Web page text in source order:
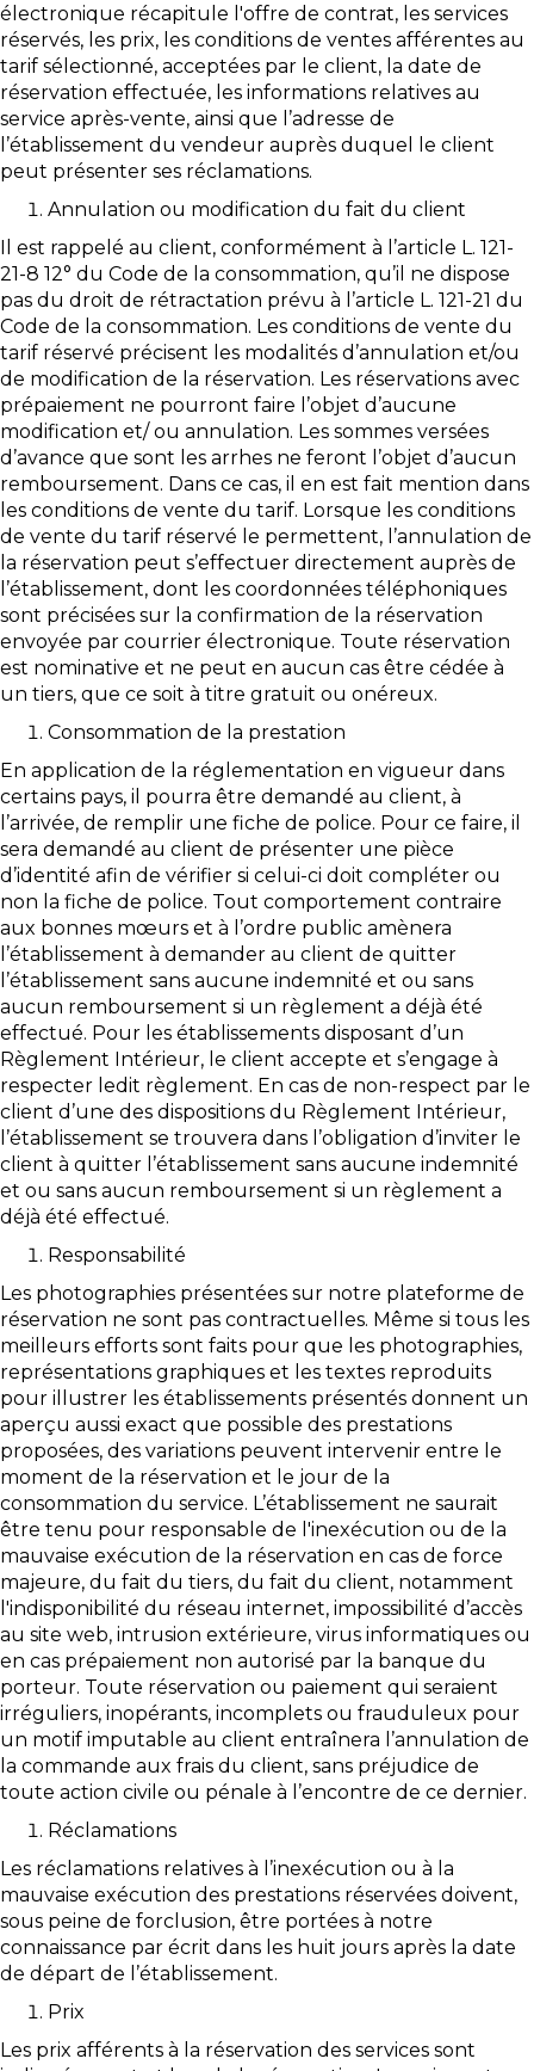
électronique récapitule l'offre de contrat, les services
réservés, les prix, les conditions de ventes afférentes au
tarif sélectionné, acceptées par le client, la date de
réservation effectuée, les informations relatives au
service après-vente, ainsi que l’adresse de
l’établissement du vendeur auprès duquel le client
peut présenter ses réclamations.
Annulation ou modification du fait du client
Il est rappelé au client, conformément à l’article L. 121-
21-8 12° du Code de la consommation, qu’il ne dispose
pas du droit de rétractation prévu à l’article L. 121-21 du
Code de la consommation. Les conditions de vente du
tarif réservé précisent les modalités d’annulation et/ou
de modification de la réservation. Les réservations avec
prépaiement ne pourront faire l’objet d’aucune
modification et/ ou annulation. Les sommes versées
d’avance que sont les arrhes ne feront l’objet d’aucun
remboursement. Dans ce cas, il en est fait mention dans
les conditions de vente du tarif. Lorsque les conditions
de vente du tarif réservé le permettent, l’annulation de
la réservation peut s’effectuer directement auprès de
l’établissement, dont les coordonnées téléphoniques
sont précisées sur la confirmation de la réservation
envoyée par courrier électronique. Toute réservation
est nominative et ne peut en aucun cas être cédée à
un tiers, que ce soit à titre gratuit ou onéreux.
Consommation de la prestation
En application de la réglementation en vigueur dans
certains pays, il pourra être demandé au client, à
l’arrivée, de remplir une fiche de police. Pour ce faire, il
sera demandé au client de présenter une pièce
d’identité afin de vérifier si celui-ci doit compléter ou
non la fiche de police. Tout comportement contraire
aux bonnes mœurs et à l’ordre public amènera
l’établissement à demander au client de quitter
l’établissement sans aucune indemnité et ou sans
aucun remboursement si un règlement a déjà été
effectué. Pour les établissements disposant d’un
Règlement Intérieur, le client accepte et s’engage à
respecter ledit règlement. En cas de non-respect par le
client d’une des dispositions du Règlement Intérieur,
l’établissement se trouvera dans l’obligation d’inviter le
client à quitter l’établissement sans aucune indemnité
et ou sans aucun remboursement si un règlement a
déjà été effectué.
Responsabilité
Les photographies présentées sur notre plateforme de
réservation ne sont pas contractuelles. Même si tous les
meilleurs efforts sont faits pour que les photographies,
représentations graphiques et les textes reproduits
pour illustrer les établissements présentés donnent un
aperçu aussi exact que possible des prestations
proposées, des variations peuvent intervenir entre le
moment de la réservation et le jour de la
consommation du service. L’établissement ne saurait
être tenu pour responsable de l'inexécution ou de la
mauvaise exécution de la réservation en cas de force
majeure, du fait du tiers, du fait du client, notamment
l'indisponibilité du réseau internet, impossibilité d’accès
au site web, intrusion extérieure, virus informatiques ou
en cas prépaiement non autorisé par la banque du
porteur. Toute réservation ou paiement qui seraient
irréguliers, inopérants, incomplets ou frauduleux pour
un motif imputable au client entraînera l’annulation de
la commande aux frais du client, sans préjudice de
toute action civile ou pénale à l’encontre de ce dernier.
Réclamations
Les réclamations relatives à l’inexécution ou à la
mauvaise exécution des prestations réservées doivent,
sous peine de forclusion, être portées à notre
connaissance par écrit dans les huit jours après la date
de départ de l’établissement.
Prix
Les prix afférents à la réservation des services sont